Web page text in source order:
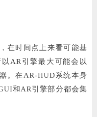
在时间点上来看可能基
以AR引擎最大可能会以
。在AR-HUD系统本身
和AR引擎部分都会集